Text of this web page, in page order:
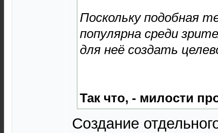
Поскольку подобная
популярна среди
для неё создать
Так что, - милости
Создание